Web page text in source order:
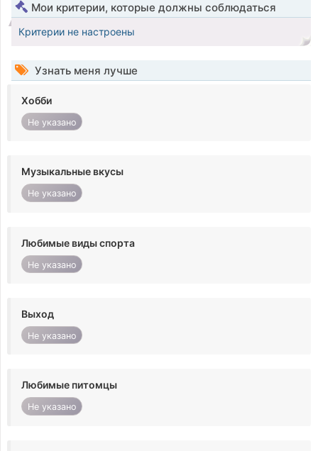
Мои критерии, которые должны соблюдаться
Критерии не настроены
Узнать меня лучше
Хобби
Не указано
Музыкальные вкусы
Не указано
Любимые виды спорта
Не указано
Выход
Не указано
Любимые питомцы
Не указано